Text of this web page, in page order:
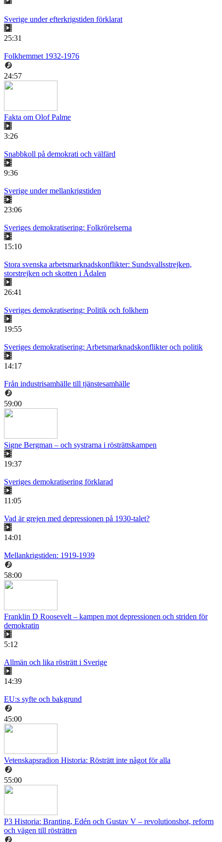
Sverige under efterkrigstiden förklarat
25:31
Folkhemmet 1932-1976
24:57
Fakta om Olof Palme
3:26
Snabbkoll på demokrati och välfärd
9:36
Sverige under mellankrigstiden
23:06
Sveriges demokratisering: Folkrörelserna
15:10
Stora svenska arbetsmarknadskonflikter: Sundsvallsstrejken,
storstrejken och skotten i Ådalen
26:41
Sveriges demokratisering: Politik och folkhem
19:55
Sveriges demokratisering: Arbetsmarknadskonflikter och politik
14:17
Från industrisamhälle till tjänstesamhälle
59:00
Signe Bergman – och systrarna i rösträttskampen
19:37
Sveriges demokratisering förklarad
11:05
Vad är grejen med depressionen på 1930-talet?
14:01
Mellankrigstiden: 1919-1939
58:00
Franklin D Roosevelt – kampen mot depressionen och striden för
demokratin
5:12
Allmän och lika rösträtt i Sverige
14:39
EU:s syfte och bakgrund
45:00
Vetenskapsradion Historia: Rösträtt inte något för alla
55:00
P3 Historia: Branting, Edén och Gustav V – revolutionshot, reform
och vägen till rösträtten